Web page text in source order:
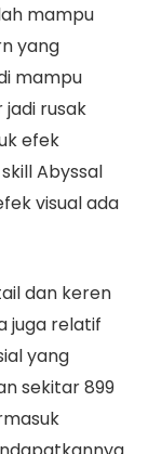
mampu
yang
mampu
rusak
efek
Abyssal
visual ada
dan keren
juga relatif
yang
sekitar 899